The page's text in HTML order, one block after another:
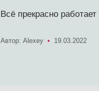
Всё прекрасно работает
Автор: Alexey • 19.03.2022